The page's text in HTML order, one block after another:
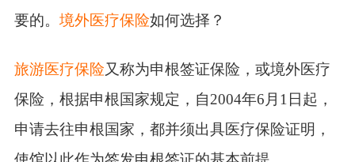
要的。 境外医疗保险如何选择？
旅游医疗保险又称为申根签证保险，或境外医疗
保险，根据申根国家规定，自2004年6月1日起，
申请去往申根国家，都并须出具医疗保险证明，